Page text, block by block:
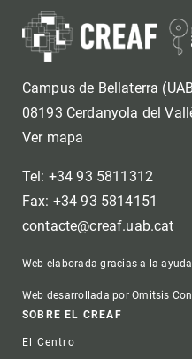
Campus de Bellaterra
08193 Cerdanyola del
Ver mapa
Tel: +34 93 5811312
Fax: +34 93 5814151
contacte@creaf.uab.cat
Web elaborada gracias a la
Web desarrollada por Omitsis
Footer
SOBRE EL CREAF
El Centro